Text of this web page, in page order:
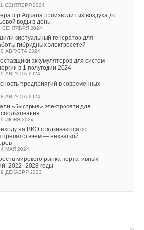
СЕНТЯБРЯ 2024
Aquaria производит из воздуха до
воды в день
2024
виртуальный генератор для
гибридных электросетей
АВГУСТА 2024
аккумуляторов для систем
в 1 полугодии 2024
АВГУСТА 2024
предприятий в современных
АВГУСТА 2024
«быстрые» электросети для
ИЮНЯ 2024
на ВИЭ сталкиваются со
препятствием — нехваткой
МАЯ 2024
мирового рынка портативных
2022–2028 годы
ДЕКАБРЯ 2023
продукту дал специализированный
«Ingeniørens», отдав ему первое
Award» за энергосбережение
ресурсов. По оценке издания
представляет беспроводной
GO. Он дает пользователю
работу насоса через смартфон
(IOS и Android) на расстоянии.
награду как признание своего успеха в
энергоэффективных продуктов. Мы
насос был выбран среди множества
претендентов», - говорит Ларс Р.
Enevoldsen), вице-президент концерна
в этом году на получение девяти
трубах — как от него избавиться?
2017
из вспененного каучука
ФЕВРАЛЯ 2017
из вспененного каучука в год
открыл первую линию производства в
свой первый завод в России
ОКТЯБРЯ 2015
Armaflex Ultima
НОЯБРЯ 2012
и снижение выбросов
изоляции
2007
SH/Armaflex
2007
в Москве
2007
недостатки различных видов технической